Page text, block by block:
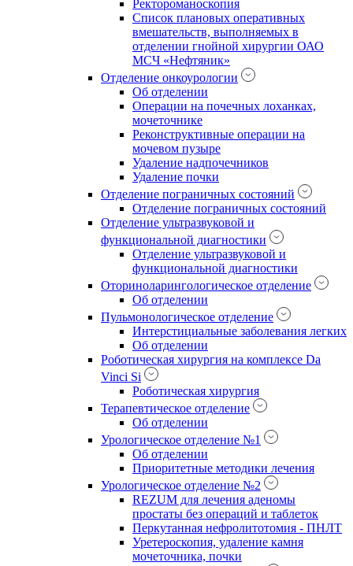
Ректороманоскопия
Список плановых оперативных
вмешательств, выполняемых в
отделении гнойной хирургии ОАО
МСЧ «Нефтяник»
Отделение онкоурологии
Об отделении
Операции на почечных лоханках,
мочеточнике
Реконструктивные операции на
мочевом пузыре
Удаление надпочечников
Удаление почки
Отделение пограничных состояний
Отделение пограничных состояний
Отделение ультразвуковой и
функциональной диагностики
Отделение ультразвуковой и
функциональной диагностики
Оториноларингологическое отделение
Об отделении
Пульмонологическое отделение
Интерстициальные заболевания легких
Об отделении
Роботическая хирургия на комплексе Da
Vinci Si
Роботическая хирургия
Терапевтическое отделение
Об отделении
Урологическое отделение №1
Об отделении
Приоритетные методики лечения
Урологическое отделение №2
REZUM для лечения аденомы
простаты без операций и таблеток
Перкутанная нефролитотомия - ПНЛТ
Уретероскопия, удаление камня
мочеточника, почки